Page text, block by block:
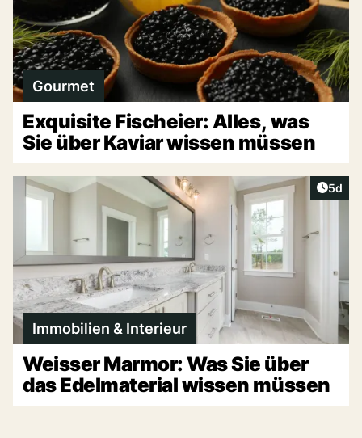
Gourmet
Exquisite Fischeier: Alles, was
Sie über Kaviar wissen müssen
5d
Immobilien & Interieur
Weisser Marmor: Was Sie über
das Edelmaterial wissen müssen